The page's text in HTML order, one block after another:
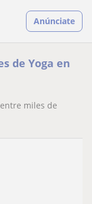
Anúnciate
de Yoga en
miles de